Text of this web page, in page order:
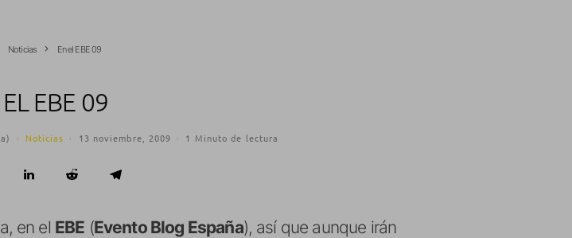
Noticias En el EBE 09
EBE 09
· Noticias · 13 noviembre, 2009 · 1 Minuto de lectura
en el EBE (Evento Blog España), así que aunque irán